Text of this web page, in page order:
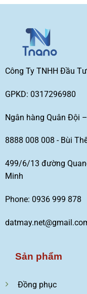
Công Ty TNHH Đầu
GPKD: 0317296980
Ngân hàng Quân Đội
8888 008 008 - Bùi
499/6/13 đường
Minh
Phone: 0936 999 878
Sản phẩm
Đồng phục